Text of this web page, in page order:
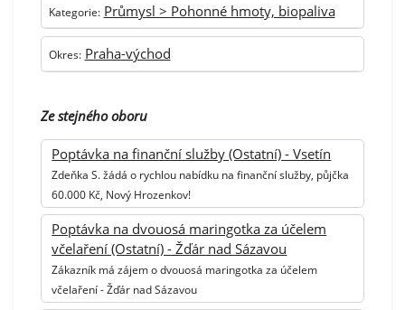
Kategorie: Průmysl > Pohonné hmoty, biopaliva
Okres: Praha-východ
Ze stejného oboru
Poptávka na finanční služby (Ostatní) - Vsetín
Zdeňka S. žádá o rychlou nabídku na finanční služby, půjčka
60.000 Kč, Nový Hrozenkov!
Poptávka na dvouosá maringotka za účelem
včelaření (Ostatní) - Žďár nad Sázavou
Zákazník má zájem o dvouosá maringotka za účelem
včelaření - Žďár nad Sázavou